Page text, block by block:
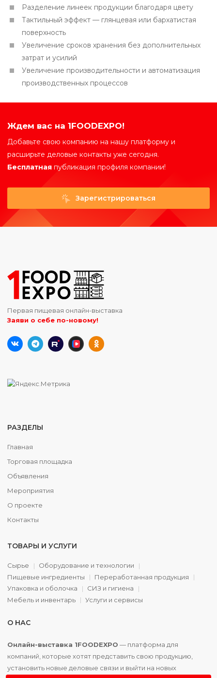
Разделение линеек продукции благодаря цвету
Тактильный эффект — глянцевая или бархатистая
поверхность
Увеличение сроков хранения без дополнительных
затрат и усилий
Увеличение производительности и автоматизация
производственных процессов
Ждем вас на 1FOODEXPO!
Добавьте свою компанию на нашу платформу и
расширьте деловые контакты уже сегодня.
Бесплатная публикация профиля компании!
Зарегистрироваться
Первая пищевая онлайн-выставка
Заяви о себе по-новому!
РАЗДЕЛЫ
Главная
Торговая площадка
Объявления
Мероприятия
О проекте
Контакты
ТОВАРЫ И УСЛУГИ
Сырье
Оборудование и технологии
Пищевые ингредиенты
Переработанная продукция
Упаковка и оболочка
СИЗ и гигиена
Мебель и инвентарь
Услуги и сервисы
О НАС
Онлайн-выставка 1FOODEXPO — платформа для
компаний, которые хотят представить свою продукцию,
установить новые деловые связи и выйти на новых